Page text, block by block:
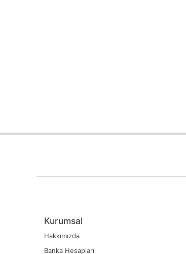
Kurumsal
Hakkımızda
Banka Hesapları